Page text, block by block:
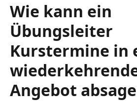
Wie kann ein
Übungsleiter
Kurstermine in
Angebot